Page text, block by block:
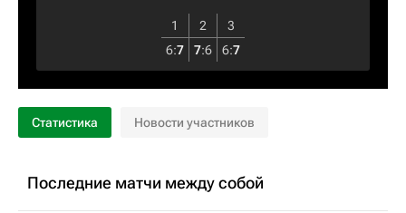
1 2
3
6:7 7:6 6:7
Статистика Новости участников
Последние матчи между собой